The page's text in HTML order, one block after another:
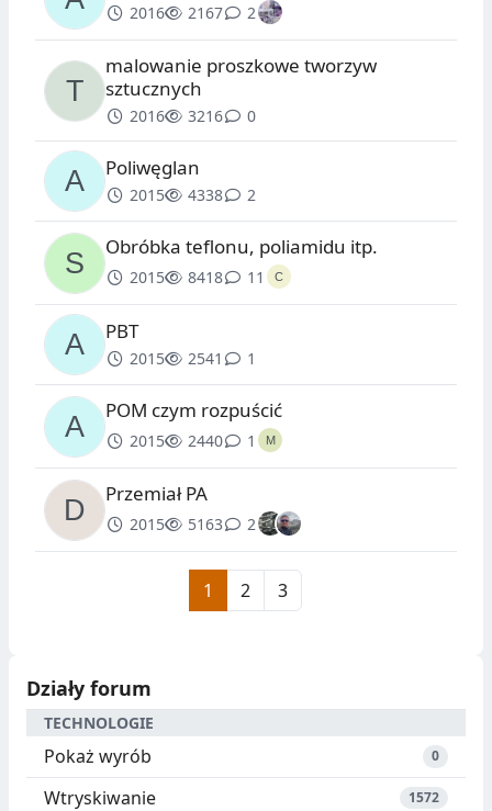
2016 2167 2
malowanie proszkowe tworzyw
sztucznych
2016 3216 0
Poliwęglan
2015 4338 2
Obróbka teflonu, poliamidu itp.
2015 8418 11
PBT
2015 2541 1
POM czym rozpuścić
2015 2440 1
Przemiał PA
2015 5163 2
1 2 3
Działy forum
TECHNOLOGIE
Pokaż wyrób 0
Wtryskiwanie 1572